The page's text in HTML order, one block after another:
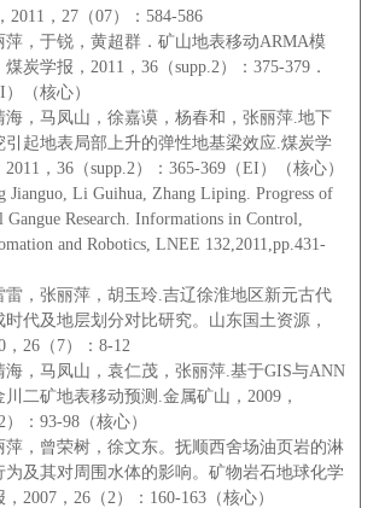
2011，27（07）：584-586
萍，于锐，黄超群．矿山地表移动ARMA模
煤炭学报，2011，36（supp.2）：375-379．
）（核心）
海，马凤山，徐嘉谟，杨春和，张丽萍.地下
引起地表局部上升的弹性地基梁效应.煤炭学
2011，36（supp.2）：365-369（EI）（核心）
Jianguo, Li Guihua, Zhang Liping. Progress of
Gangue Research. Informations in Control,
and Robotics, LNEE 132,2011,pp.431-
雷，张丽萍，胡玉玲.吉辽徐淮地区新元古代
时代及地层划分对比研究。山东国土资源，
，26（7）：8-12
海，马凤山，袁仁茂，张丽萍.基于GIS与ANN
川二矿地表移动预测.金属矿山，2009，
）：93-98（核心）
萍，曾荣树，徐文东。抚顺西舍场油页岩的淋
为及其对周围水体的影响。矿物岩石地球化学
，2007，26（2）：160-163（核心）